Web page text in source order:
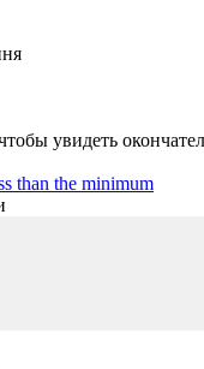
увидеть
than the minimum